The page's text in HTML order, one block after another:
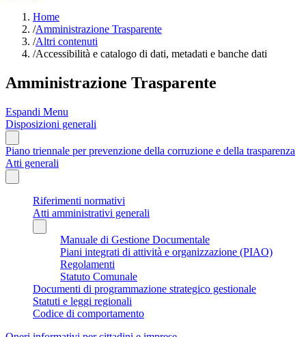
Home
/Amministrazione Trasparente
/Altri contenuti
/Accessibilità e catalogo di dati, metadati e banche dati
Amministrazione Trasparente
Espandi Menu
Disposizioni generali
Piano triennale per prevenzione della corruzione e della trasparenza
Atti generali
Riferimenti normativi
Atti amministrativi generali
Manuale di Gestione Documentale
Piani integrati di attività e organizzazione (PIAO)
Regolamenti
Statuto Comunale
Documenti di programmazione strategico gestionale
Statuti e leggi regionali
Codice di comportamento